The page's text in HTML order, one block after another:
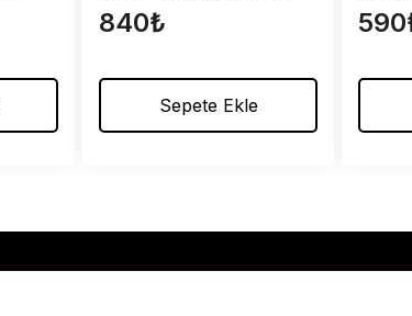
840₺
Sepete Ekle
590